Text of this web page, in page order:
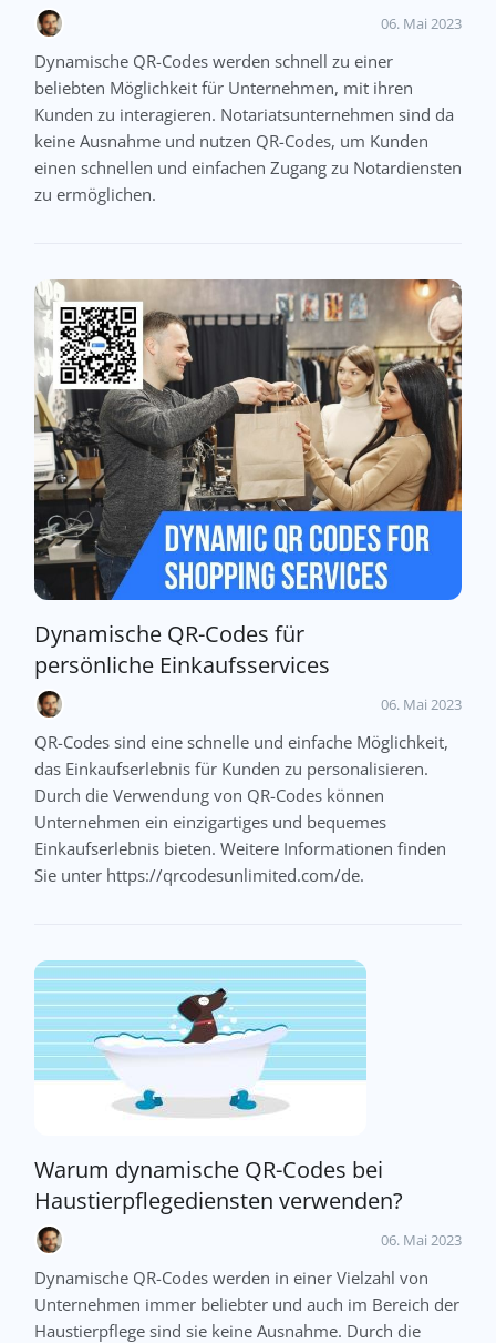
06. Mai 2023
Dynamische QR-Codes werden schnell zu einer
beliebten Möglichkeit für Unternehmen, mit ihren
Kunden zu interagieren. Notariatsunternehmen sind da
keine Ausnahme und nutzen QR-Codes, um Kunden
einen schnellen und einfachen Zugang zu Notardiensten
zu ermöglichen.
Dynamische QR-Codes für
persönliche Einkaufsservices
06. Mai 2023
QR-Codes sind eine schnelle und einfache Möglichkeit,
das Einkaufserlebnis für Kunden zu personalisieren.
Durch die Verwendung von QR-Codes können
Unternehmen ein einzigartiges und bequemes
Einkaufserlebnis bieten. Weitere Informationen finden
Sie unter https://qrcodesunlimited.com/de.
Warum dynamische QR-Codes bei
Haustierpflegediensten verwenden?
06. Mai 2023
Dynamische QR-Codes werden in einer Vielzahl von
Unternehmen immer beliebter und auch im Bereich der
Haustierpflege sind sie keine Ausnahme. Durch die